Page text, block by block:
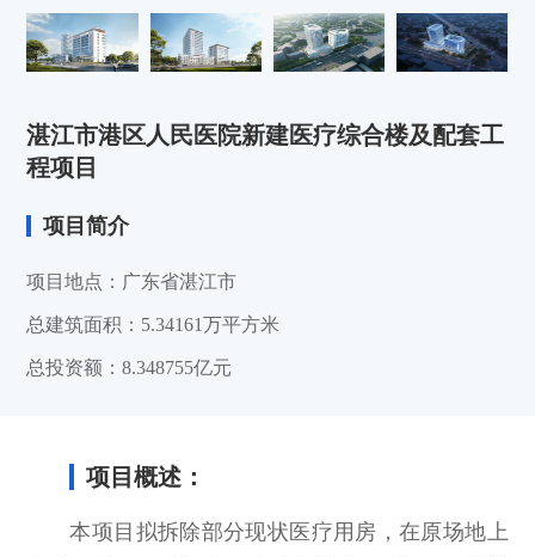
湛江市港区人民医院新建医疗综合楼及配套工
程项目
项目简介
项目地点：广东省湛江市
总建筑面积：5.34161万平方米
总投资额：8.348755亿元
项目概述：
本项目拟拆除部分现状医疗用房，在原场地上